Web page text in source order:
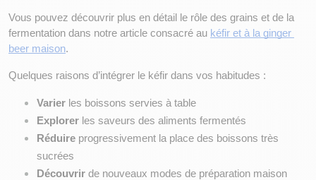
Vous pouvez découvrir plus en détail le rôle des grains et de la
fermentation dans notre article consacré au kéfir et à la ginger
beer maison.
Quelques raisons d’intégrer le kéfir dans vos habitudes :
Varier les boissons servies à table
Explorer les saveurs des aliments fermentés
Réduire progressivement la place des boissons très
sucrées
Découvrir de nouveaux modes de préparation maison